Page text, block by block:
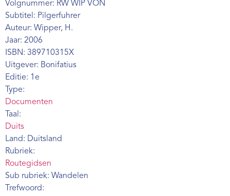
Contact
Volgnummer: RW WIP VON
Subtitel: Pilgerfuhrer
Auteur: Wipper, H.
Jaar: 2006
ISBN: 389710315X
Uitgever: Bonifatius
Editie: 1e
Type:
Documenten
Taal:
Duits
Land: Duitsland
Rubriek:
Routegidsen
Sub rubriek: Wandelen
Trefwoord: